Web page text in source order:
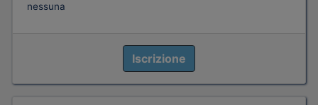
nessuna
Iscrizione